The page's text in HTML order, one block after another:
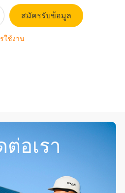
สมัครรับข้อมูล
ใช้งาน
ต่อเรา